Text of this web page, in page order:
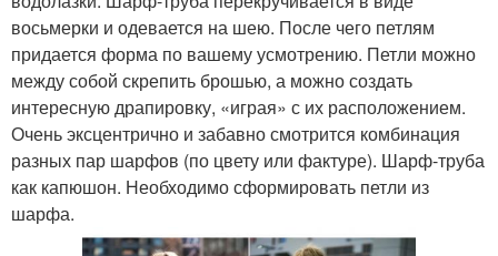
восьмерки и одевается на шею. После чего петлям
придается форма по вашему усмотрению. Петли можно
между собой скрепить брошью, а можно создать
интересную драпировку, «играя» с их расположением.
Очень эксцентрично и забавно смотрится комбинация
разных пар шарфов (по цвету или фактуре). Шарф-труба
как капюшон. Необходимо сформировать петли из
шарфа.